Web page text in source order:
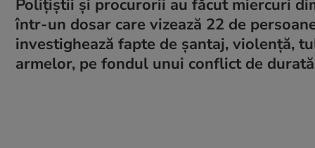
Polițiștii și procurorii au făcut miercuri
într-un dosar care vizează 22 de
investighează fapte de șantaj, violență,
armelor, pe fondul unui conflict de